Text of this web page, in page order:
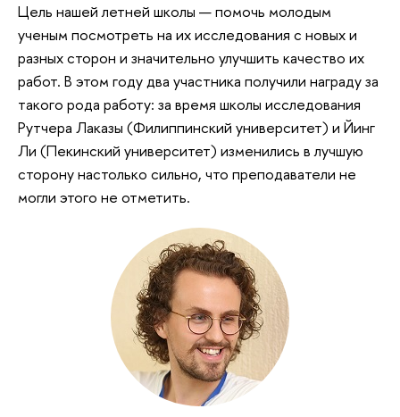
Цель нашей летней школы — помочь молодым
ученым посмотреть на их исследования с новых и
разных сторон и значительно улучшить качество их
работ. В этом году два участника получили награду за
такого рода работу: за время школы исследования
Рутчера Лаказы (Филиппинский университет) и Йинг
Ли (Пекинский университет) изменились в лучшую
сторону настолько сильно, что преподаватели не
могли этого не отметить.